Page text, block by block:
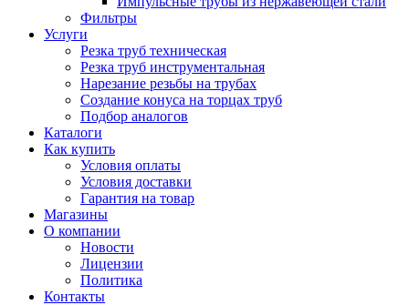
Фильтры
Услуги
Резка труб техническая
Резка труб инструментальная
Нарезание резьбы на трубах
Создание конуса на торцах труб
Подбор аналогов
Каталоги
Как купить
Условия оплаты
Условия доставки
Гарантия на товар
Магазины
О компании
Новости
Лицензии
Политика
Контакты